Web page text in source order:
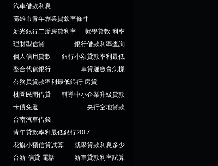
汽車借款利息
高雄市青年創業貸款率條件
新光銀行二胎房貸利率
就學貸款 利率
理財型信貸
銀行借款利率查詢
個人信用貸款
銀行小額貸款率利最低
整合代償銀行
車貸遲繳會怎樣
公務員貸款率利最低銀行 房貸
桃園民間借貸
輔導中小企業升級貸款
卡債免還
央行空地貸款
台南汽車借錢
青年貸款率利最低銀行2017
花旗小額信貸試算
就學貸款利息多少
台新 信貸 電話
新車貸款利率試算